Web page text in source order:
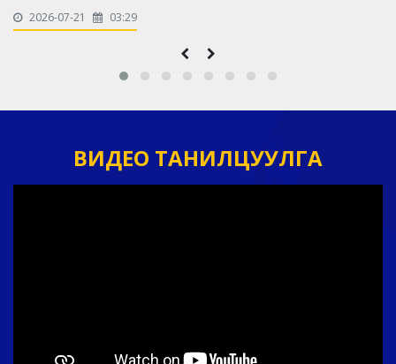
2026-07-21 03:29
ВИДЕО ТАНИЛЦУУЛГА